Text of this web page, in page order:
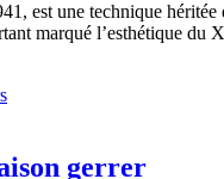
est une technique
marqué l’esthétique
gerrer